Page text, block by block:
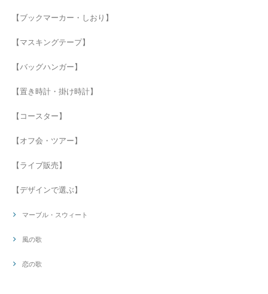
【ブックマーカー・しおり】
【マスキングテープ】
【バッグハンガー】
【置き時計・掛け時計】
【コースター】
【オフ会・ツアー】
【ライブ販売】
【デザインで選ぶ】
マーブル・スウィート
風の歌
恋の歌